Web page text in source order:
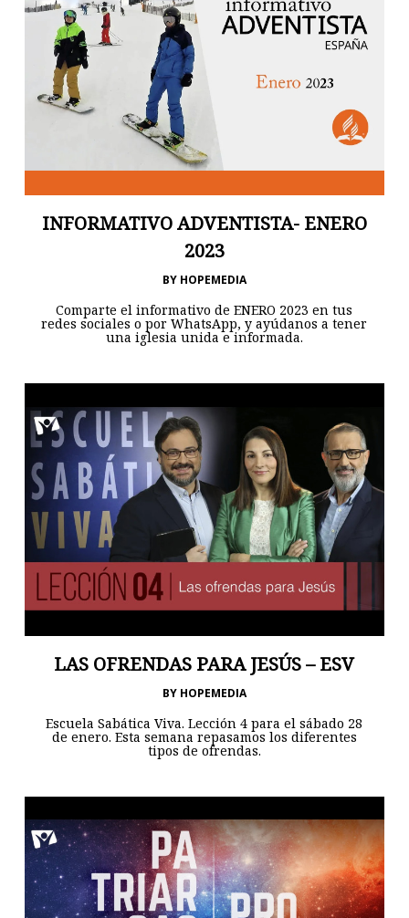
INFORMATIVO ADVENTISTA- ENERO
2023
BY HOPEMEDIA
Comparte el informativo de ENERO 2023 en tus
redes sociales o por WhatsApp, y ayúdanos a tener
una iglesia unida e informada.
LAS OFRENDAS PARA JESÚS – ESV
BY HOPEMEDIA
Escuela Sabática Viva. Lección 4 para el sábado 28
de enero. Esta semana repasamos los diferentes
tipos de ofrendas.